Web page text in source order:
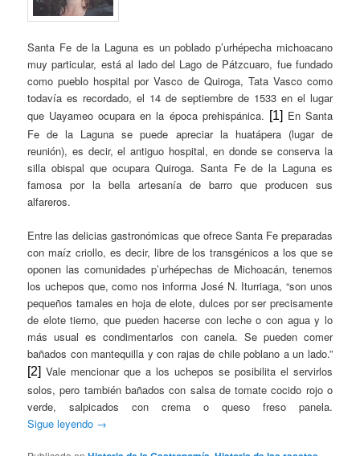
Santa Fe de la Laguna es un poblado p’urhépecha michoacano
muy particular, está al lado del Lago de Pátzcuaro, fue fundado
como pueblo hospital por Vasco de Quiroga, Tata Vasco como
todavía es recordado, el 14 de septiembre de 1533 en el lugar
que Uayameo ocupara en la época prehispánica. [1]En Santa
Fe de la Laguna se puede apreciar la huatápera (lugar de
reunión), es decir, el antiguo hospital, en donde se conserva la
silla obispal que ocupara Quiroga. Santa Fe de la Laguna es
famosa por la bella artesanía de barro que producen sus
alfareros.
Entre las delicias gastronómicas que ofrece Santa Fe preparadas
con maíz criollo, es decir, libre de los transgénicos a los que se
oponen las comunidades p’urhépechas de Michoacán, tenemos
los uchepos que, como nos informa José N. Iturriaga, “son unos
pequeños tamales en hoja de elote, dulces por ser precisamente
de elote tierno, que pueden hacerse con leche o con agua y lo
más usual es condimentarlos con canela. Se pueden comer
bañados con mantequilla y con rajas de chile poblano a un lado.”
[2] Vale mencionar que a los uchepos se posibilita el servirlos
solos, pero también bañados con salsa de tomate cocido rojo o
verde, salpicados con crema o queso freso panela.
Sigue leyendo →